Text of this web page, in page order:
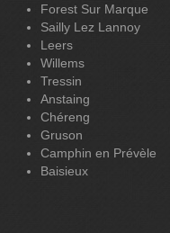
Forest Sur Marque
Sailly Lez Lannoy
Leers
Willems
Tressin
Anstaing
Chéreng
Gruson
Camphin en Prévèle
Baisieux